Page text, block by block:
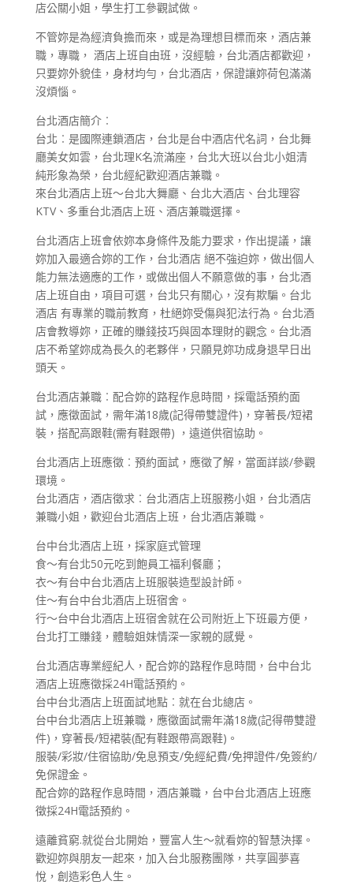
店公關小姐，學生打工參觀試做。
不管妳是為經濟負擔而來，或是為理想目標而來，酒店兼
職，專職， 酒店上班自由班，沒經驗，台北酒店都歡迎，
只要妳外貌佳，身材均勻，台北酒店，保證讓妳荷包滿滿
沒煩惱。
台北酒店簡介︰
台北︰是國際連鎖酒店，台北是台中酒店代名詞，台北舞
廳美女如雲，台北理K名流滿座，台北大班以台北小姐清
純形象為榮，台北經紀歡迎酒店兼職。
來台北酒店上班～台北大舞廳、台北大酒店、台北理容
KTV、多重台北酒店上班、酒店兼職選擇。
台北酒店上班會依妳本身條件及能力要求，作出提議，讓
妳加入最適合妳的工作，台北酒店 絕不強迫妳，做出個人
能力無法適應的工作，或做出個人不願意做的事，台北酒
店上班自由，項目可選，台北只有關心，沒有欺騙。台北
酒店 有專業的職前教育，杜絕妳受傷與犯法行為。台北酒
店會教導妳，正確的賺錢技巧與固本理財的觀念。台北酒
店不希望妳成為長久的老夥伴，只願見妳功成身退早日出
頭天。
台北酒店兼職︰配合妳的路程作息時間，採電話預約面
試，應徵面試，需年滿18歲(記得帶雙證件)，穿著長/短裙
裝，搭配高跟鞋(需有鞋跟帶) ，遠道供宿協助。
台北酒店上班應徵︰預約面試，應徵了解，當面詳談/參觀
環境。
台北酒店，酒店徵求︰台北酒店上班服務小姐，台北酒店
兼職小姐，歡迎台北酒店上班，台北酒店兼職。
台中台北酒店上班，採家庭式管理
食～有台北50元吃到飽員工福利餐廳；
衣～有台中台北酒店上班服裝造型設計師。
住～有台中台北酒店上班宿舍。
行～台中台北酒店上班宿舍就在公司附近上下班最方便，
台北打工賺錢，體驗姐妹情深一家親的感覺。
台北酒店專業經紀人，配合妳的路程作息時間，台中台北
酒店上班應徵採24H電話預約。
台中台北酒店上班面試地點︰就在台北總店。
台中台北酒店上班兼職，應徵面試需年滿18歲(記得帶雙證
件)，穿著長/短裙裝(配有鞋跟帶高跟鞋)。
服裝/彩妝/住宿協助/免息預支/免經紀費/免押證件/免簽約/
免保證金。
配合妳的路程作息時間，酒店兼職，台中台北酒店上班應
徵採24H電話預約。
遠離貧窮.就從台北開始，豐富人生～就看妳的智慧決擇。
歡迎妳與朋友一起來，加入台北服務團隊，共享圓夢喜
悅，創造彩色人生。